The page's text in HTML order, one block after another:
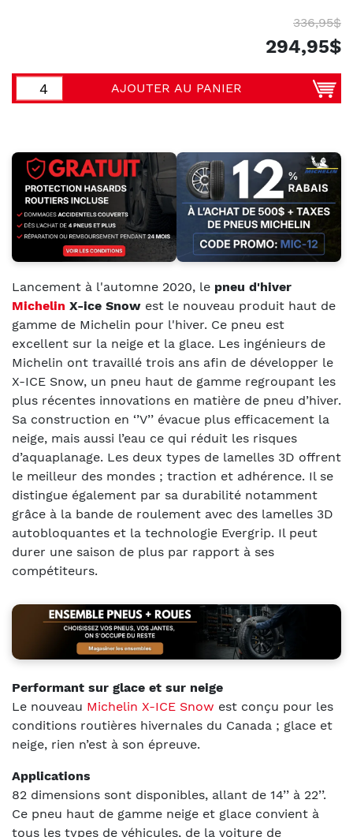
336,95$
294,95$
AJOUTER AU PANIER
Lancement à l'automne 2020, le pneu d'hiver
Michelin X-ice Snow est le nouveau produit haut de
gamme de Michelin pour l'hiver. Ce pneu est
excellent sur la neige et la glace. Les ingénieurs de
Michelin ont travaillé trois ans afin de développer le
X-ICE Snow, un pneu haut de gamme regroupant les
plus récentes innovations en matière de pneu d’hiver.
Sa construction en ‘’V’’ évacue plus efficacement la
neige, mais aussi l’eau ce qui réduit les risques
d’aquaplanage. Les deux types de lamelles 3D offrent
le meilleur des mondes ; traction et adhérence. Il se
distingue également par sa durabilité notamment
grâce à la bande de roulement avec des lamelles 3D
autobloquantes et la technologie Evergrip. Il peut
durer une saison de plus par rapport à ses
compétiteurs.
Performant sur glace et sur neige
Le nouveau Michelin X-ICE Snow est conçu pour les
conditions routières hivernales du Canada ; glace et
neige, rien n’est à son épreuve.
Applications
82 dimensions sont disponibles, allant de 14’’ à 22’’.
Ce pneu haut de gamme neige et glace convient à
tous les types de véhicules, de la voiture de